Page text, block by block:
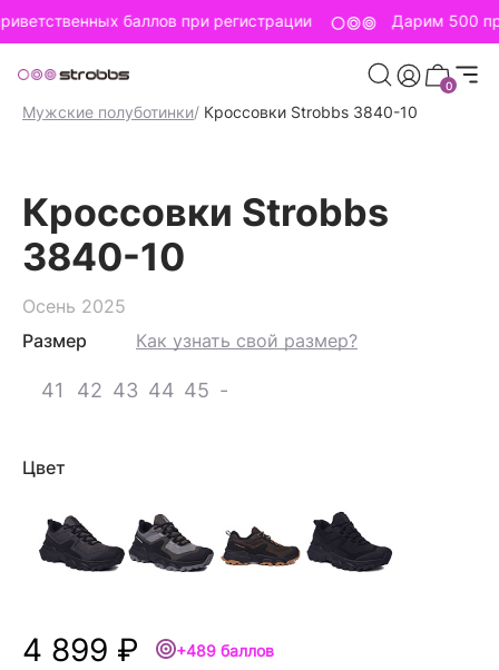
баллов при регистрации Дарим 500
0
Мужская обувь/
Мужские полуботинки/ Кроссовки Strobbs 3840-10
Кроссовки Strobbs
3840-10
Осень 2025
Размер
Как узнать свой размер?
41 42 43 44 45 -
Цвет
4 899 ₽ +489 баллов